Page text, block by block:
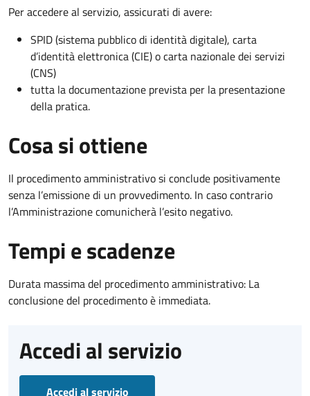
Per accedere al servizio, assicurati di avere:
SPID (sistema pubblico di identità digitale), carta
d’identità elettronica (CIE) o carta nazionale dei servizi
(CNS)
tutta la documentazione prevista per la presentazione
della pratica.
Cosa si ottiene
Il procedimento amministrativo si conclude positivamente
senza l’emissione di un provvedimento. In caso contrario
l’Amministrazione comunicherà l’esito negativo.
Tempi e scadenze
Durata massima del procedimento amministrativo: La
conclusione del procedimento è immediata.
Accedi al servizio
Accedi al servizio